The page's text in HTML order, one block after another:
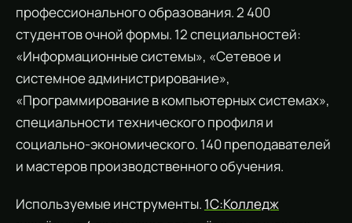
профессионального образования. 2 400
студентов очной формы. 12 специальностей:
«Информационные системы», «Сетевое и
системное администрирование»,
«Программирование в компьютерных системах»,
специальности технического профиля и
социально-экономического. 140 преподавателей
и мастеров производственного обучения.
Используемые инструменты. 1С:Колледж